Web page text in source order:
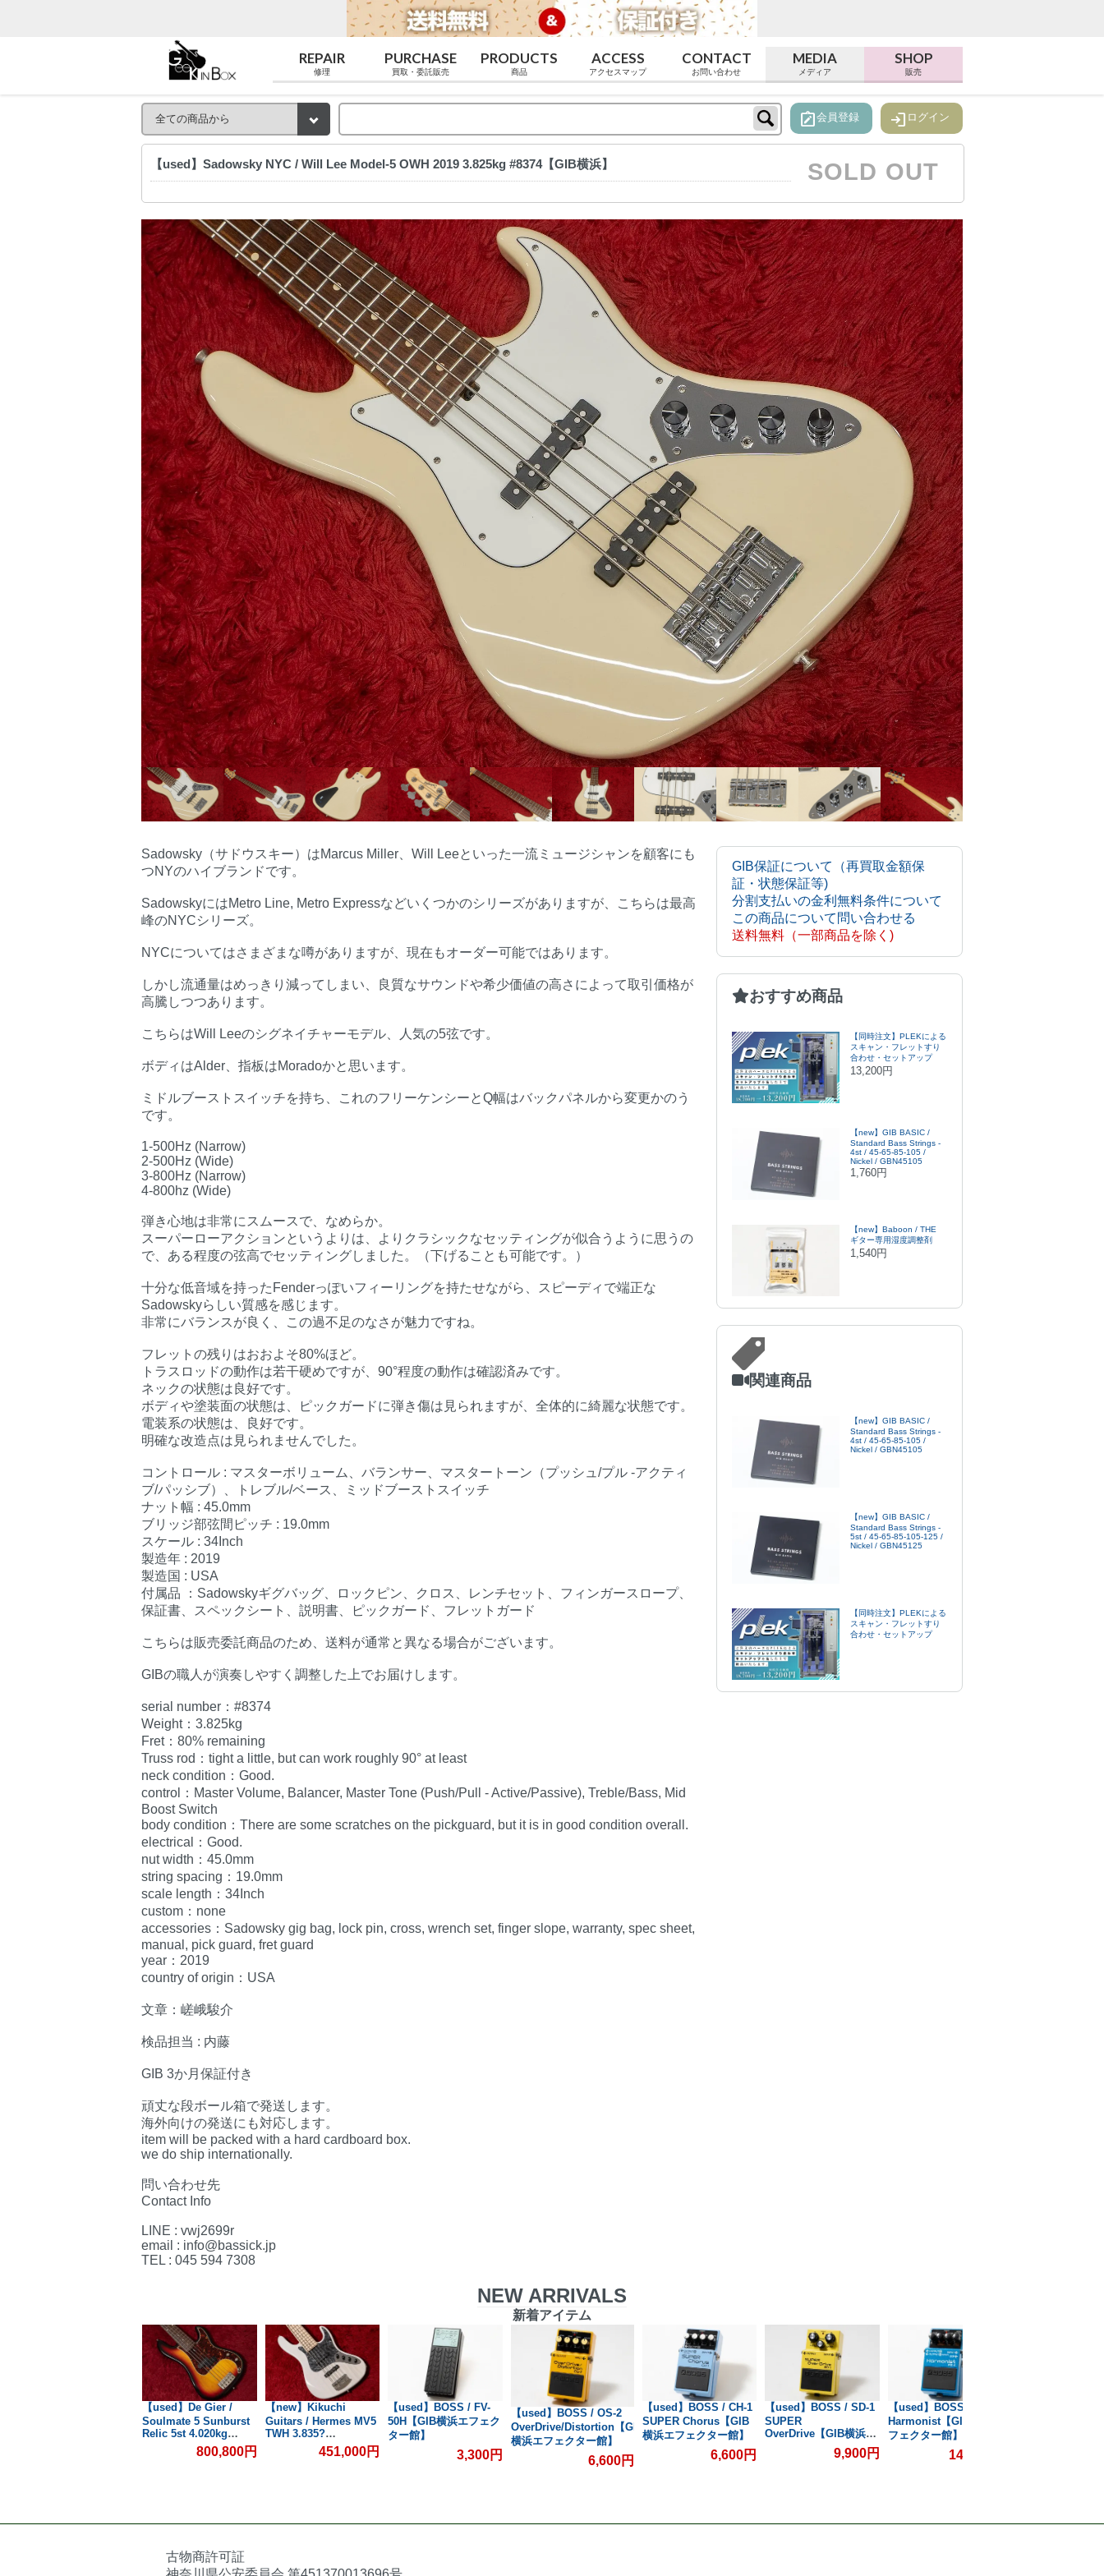
REPAIR
修理
PURCHASE
買取・委託販売
PRODUCTS
商品
ACCESS
アクセスマップ
CONTACT
お問い合わせ
MEDIA
メディア
SHOP
販売
note_alt会員登録 login ログイン
【used】Sadowsky NYC / Will Lee Model-5 OWH 2019 3.825kg #8374【GIB横浜】 SOLD OUT
Sadowsky（サドウスキー）はMarcus Miller、Will Leeといった一流ミュージシャンを顧客にも
つNYのハイブランドです。
SadowskyにはMetro Line, Metro Expressなどいくつかのシリーズがありますが、こちらは最高
峰のNYCシリーズ。
NYCについてはさまざまな噂がありますが、現在もオーダー可能ではあります。
しかし流通量はめっきり減ってしまい、良質なサウンドや希少価値の高さによって取引価格が
高騰しつつあります。
こちらはWill Leeのシグネイチャーモデル、人気の5弦です。
ボディはAlder、指板はMoradoかと思います。
ミドルブーストスイッチを持ち、これのフリーケンシーとQ幅はバックパネルから変更かのう
です。
1-500Hz (Narrow)
2-500Hz (Wide)
3-800Hz (Narrow)
4-800hz (Wide)
弾き心地は非常にスムースで、なめらか。
スーパーローアクションというよりは、よりクラシックなセッティングが似合うように思うの
で、ある程度の弦高でセッティングしました。（下げることも可能です。）
十分な低音域を持ったFenderっぽいフィーリングを持たせながら、スピーディで端正な
Sadowskyらしい質感を感じます。
非常にバランスが良く、この過不足のなさが魅力ですね。
フレットの残りはおおよそ80%ほど。
トラスロッドの動作は若干硬めですが、90°程度の動作は確認済みです。
ネックの状態は良好です。
ボディや塗装面の状態は、ピックガードに弾き傷は見られますが、全体的に綺麗な状態です。
電装系の状態は、良好です。
明確な改造点は見られませんでした。
コントロール : マスターボリューム、バランサー、マスタートーン（プッシュ/プル -アクティ
ブ/パッシブ）、トレブル/ベース、ミッドブーストスイッチ
ナット幅 : 45.0mm
ブリッジ部弦間ピッチ : 19.0mm
スケール : 34Inch
製造年 : 2019
製造国 : USA
付属品 ：Sadowskyギグバッグ、ロックピン、クロス、レンチセット、フィンガースロープ、
保証書、スペックシート、説明書、ピックガード、フレットガード
こちらは販売委託商品のため、送料が通常と異なる場合がございます。
GIBの職人が演奏しやすく調整した上でお届けします。
serial number：#8374
Weight：3.825kg
Fret：80% remaining
Truss rod：tight a little, but can work roughly 90° at least
neck condition：Good.
control：Master Volume, Balancer, Master Tone (Push/Pull - Active/Passive), Treble/Bass, Mid
Boost Switch
body condition：There are some scratches on the pickguard, but it is in good condition overall.
electrical：Good.
nut width：45.0mm
string spacing：19.0mm
scale length：34Inch
custom：none
accessories：Sadowsky gig bag, lock pin, cross, wrench set, finger slope, warranty, spec sheet,
manual, pick guard, fret guard
year：2019
country of origin：USA
文章：嵯峨駿介
検品担当 : 内藤
GIB 3か月保証付き
頑丈な段ボール箱で発送します。
海外向けの発送にも対応します。
item will be packed with a hard cardboard box.
we do ship internationally.
問い合わせ先
Contact Info
LINE : vwj2699r
email : info@bassick.jp
TEL : 045 594 7308
GIB保証について（再買取金額保
証・状態保証等)
分割支払いの金利無料条件について
この商品について問い合わせる
送料無料（一部商品を除く)
おすすめ商品
【同時注文】PLEKによる
スキャン・フレットすり
合わせ・セットアップ
13,200円
【new】GIB BASIC /
Standard Bass Strings -
4st / 45-65-85-105 /
Nickel / GBN45105
1,760円
【new】Baboon / THE
ギター専用湿度調整剤
1,540円
関連商品
【new】GIB BASIC /
Standard Bass Strings -
4st / 45-65-85-105 /
Nickel / GBN45105
【new】GIB BASIC /
Standard Bass Strings -
5st / 45-65-85-105-125 /
Nickel / GBN45125
【同時注文】PLEKによる
スキャン・フレットすり
合わせ・セットアップ
NEW ARRIVALS
新着アイテム
【used】De Gier /
Soulmate 5 Sunburst
Relic 5st 4.020kg
#147【委託品】【GIB
800,800円
【new】Kikuchi
Guitars / Hermes MV5
TWH 3.835?
#751【GIB横浜】
451,000円
【used】BOSS / FV-
50H【GIB横浜エフェク
ター館】
3,300円
【used】BOSS / OS-2
OverDrive/Distortion【GIB
横浜エフェクター館】
6,600円
【used】BOSS / CH-1
SUPER Chorus【GIB
横浜エフェクター館】
6,600円
【used】BOSS / SD-1
SUPER
OverDrive【GIB横浜エ
フェクター館】9,900円
【used】BOSS / PS-6
Harmonist【GIB横浜エ
フェクター館】
14,300円
古物商許可証